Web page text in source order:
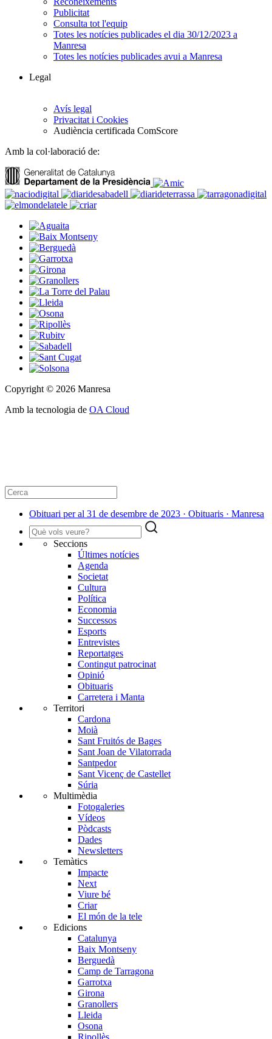
Publicitat
Consulta tot l'equip
Totes les notícies publicades el dia 30/12/2023 a
Manresa
Totes les notícies publicades avui a Manresa
Legal
Avís legal
Privacitat i Cookies
Audiència certificada ComScore
Amb la col·laboració de:
Copyright © 2026 Manresa
Amb la tecnologia de OA Cloud
Obituari per al 31 de desembre de 2023 · Obituaris · Manresa
Seccions
Últimes notícies
Agenda
Societat
Cultura
Política
Economia
Successos
Esports
Entrevistes
Reportatges
Contingut patrocinat
Opinió
Obituaris
Carretera i Manta
Territori
Cardona
Moià
Sant Fruitós de Bages
Sant Joan de Vilatorrada
Santpedor
Sant Vicenç de Castellet
Súria
Multimèdia
Fotogaleries
Vídeos
Pòdcasts
Dades
Newsletters
Temàtics
Impacte
Next
Viure bé
Criar
El món de la tele
Edicions
Catalunya
Baix Montseny
Berguedà
Camp de Tarragona
Garrotxa
Girona
Granollers
Lleida
Osona